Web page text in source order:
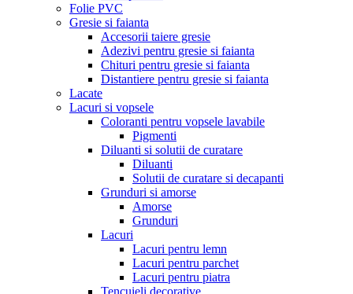
Folie PVC
Gresie si faianta
Accesorii taiere gresie
Adezivi pentru gresie si faianta
Chituri pentru gresie si faianta
Distantiere pentru gresie si faianta
Lacate
Lacuri si vopsele
Coloranti pentru vopsele lavabile
Pigmenti
Diluanti si solutii de curatare
Diluanti
Solutii de curatare si decapanti
Grunduri si amorse
Amorse
Grunduri
Lacuri
Lacuri pentru lemn
Lacuri pentru parchet
Lacuri pentru piatra
Tencuieli decorative